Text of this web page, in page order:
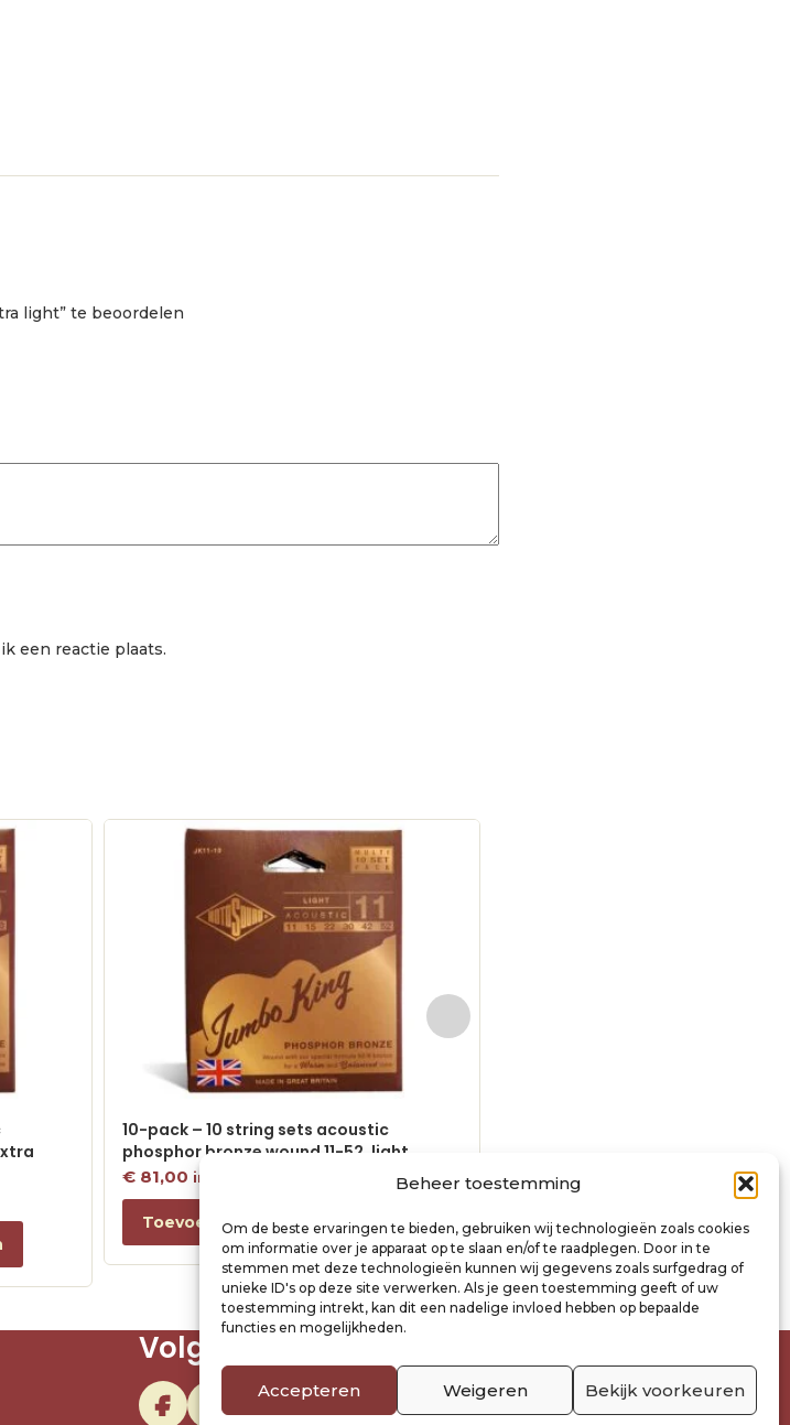
Beheer toestemming
Om de beste ervaringen te bieden, gebruiken wij technologieën zoals cookies
om informatie over je apparaat op te slaan en/of te raadplegen. Door in te
stemmen met deze technologieën kunnen wij gegevens zoals surfgedrag of
unieke ID's op deze site verwerken. Als je geen toestemming geeft of uw
toestemming intrekt, kan dit een nadelige invloed hebben op bepaalde
functies en mogelijkheden.
Accepteren Weigeren Bekijk voorkeuren
light” te beoordelen
een reactie plaats.
10-pack – 10 string sets acoustic
phosphor bronze wound 11-52, light
€81,00 incl. btw
Toevoegen aan winkelwagen
81,00
Toevoegen aan winkelwagen
Volg ons